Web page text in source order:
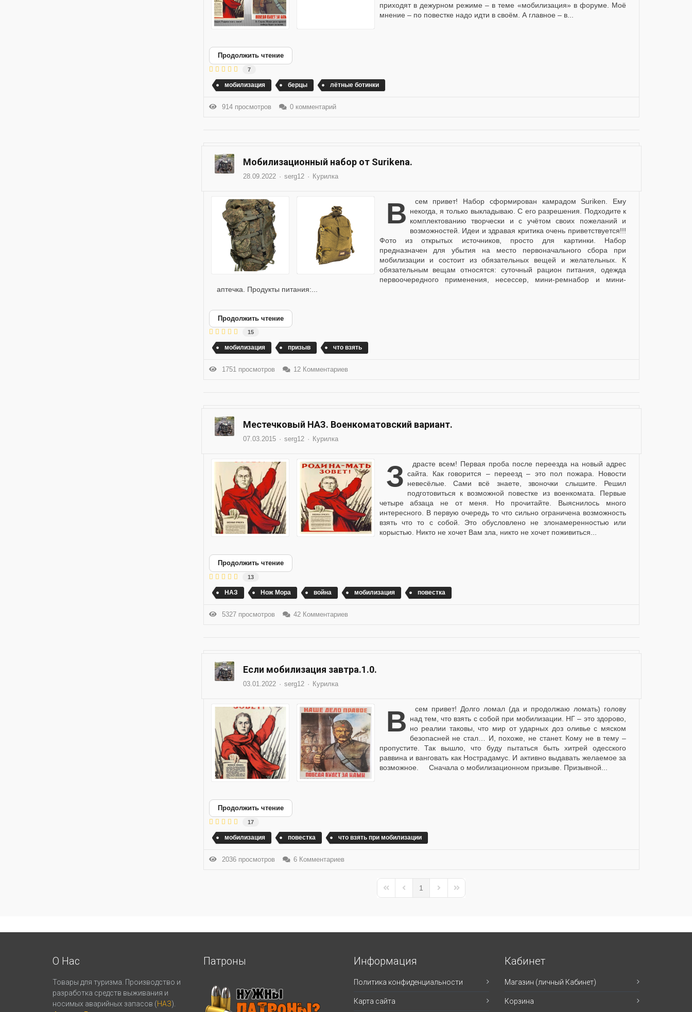
приходят в дежурном режиме – в теме «мобилизация» в форуме. Моё
мнение – по повестке надо идти в своём. А главное – в...
Продолжить чтение
7
мобилизация берцы лётные ботинки
914 просмотров 0 комментарий
Мобилизационный набор от Surikenа.
28.09.2022 serg12 Курилка
Всем привет! Набор сформирован камрадом Suriken. Ему некогда, я только выкладываю. С его разрешения. Подходите к
комплектованию творчески и с учётом своих пожеланий и
возможностей. Идеи и здравая критика очень приветствуется!!!
Фото из открытых источников, просто для картинки. Набор
предназначен для убытия на место первоначального сбора при
мобилизации и состоит из обязательных вещей и желательных. К
обязательным вещам относятся: суточный рацион питания, одежда
первоочередного применения, несессер, мини-ремнабор и мини-
аптечка. Продукты питания:...
Продолжить чтение
15
мобилизация призыв что взять
1751 просмотров 12 Комментариев
Местечковый НАЗ. Военкоматовский вариант.
07.03.2015 serg12 Курилка
Здрасте всем! Первая проба после переезда на новый адрес сайта. Как говорится – переезд – это пол пожара. Новости
невесёлые. Сами всё знаете, звоночки слышите. Решил
подготовиться к возможной повестке из военкомата. Первые
четыре абзаца не от меня. Но прочитайте. Выяснилось много
интересного. В первую очередь то что сильно ограничена возможность
взять что то с собой. Это обусловлено не злонамеренностью или
корыстью. Никто не хочет Вам зла, никто не хочет поживиться...
Продолжить чтение
13
НАЗ Нож Мора война мобилизация повестка
5327 просмотров 42 Комментариев
Если мобилизация завтра.1.0.
03.01.2022 serg12 Курилка
Всем привет! Долго ломал (да и продолжаю ломать) голову над тем, что взять с собой при мобилизации. НГ – это здорово,
но реалии таковы, что мир от ударных доз оливье с мяском
безопасней не стал… И, похоже, не станет. Кому не в тему –
пропустите. Так вышло, что буду пытаться быть хитрей одесского
раввина и ванговать как Нострадамус. И активно выдавать желаемое за
возможное. Сначала о мобилизационном призыве. Призывной...
Продолжить чтение
17
мобилизация повестка что взять при мобилизации
2036 просмотров 6 Комментариев
First PagePrevious Page
1
Next PageLast Page
О Нас
Товары для туризма. Производство и
разработка средств выживания и
носимых аварийных запасов (НАЗ).
Патроны Информация
Политика конфиденциальности
Карта сайта
Кабинет
Магазин (личный Кабинет)
Корзина